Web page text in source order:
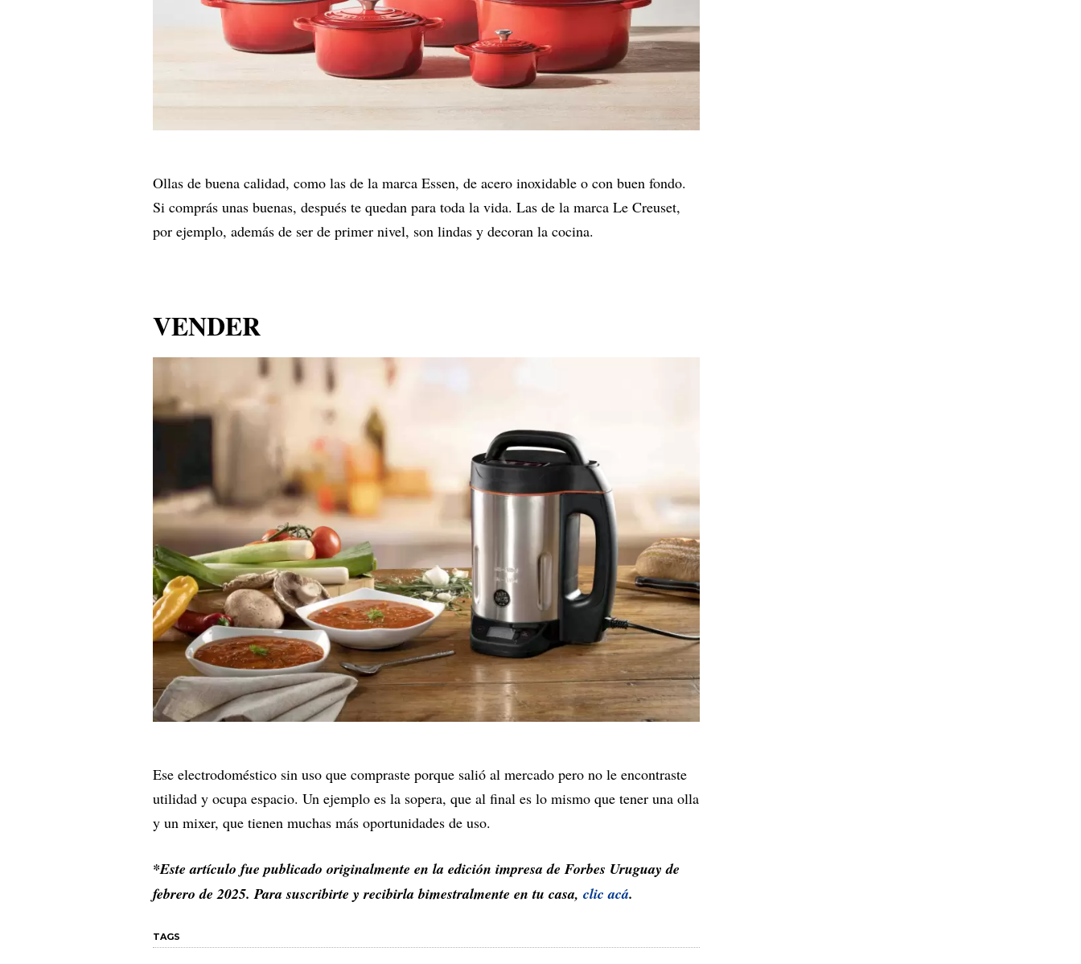
Ollas de buena calidad, como las de la marca Essen, de acero inoxidable o con buen fondo.
Si comprás unas buenas, después te quedan para toda la vida. Las de la marca Le Creuset,
por ejemplo, además de ser de primer nivel, son lindas y decoran la cocina.
VENDER
Ese electrodoméstico sin uso que compraste porque salió al mercado pero no le encontraste
utilidad y ocupa espacio. Un ejemplo es la sopera, que al final es lo mismo que tener una olla
y un mixer, que tienen muchas más oportunidades de uso.
*Este artículo fue publicado originalmente en la edición impresa de Forbes Uruguay de
febrero de 2025. Para suscribirte y recibirla bimestralmente en tu casa, clic acá.
TAGS